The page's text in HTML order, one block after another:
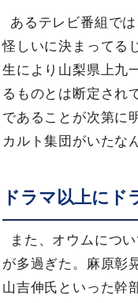
あるテレビ番組で
怪しいに決まってる
生により山梨県上九
るものとは断定され
であることが次第に
カルト集団がいたな
ドラマ以上にド
また、オウムにつ
が多過ぎた。麻原彰
山吉伸氏といった幹